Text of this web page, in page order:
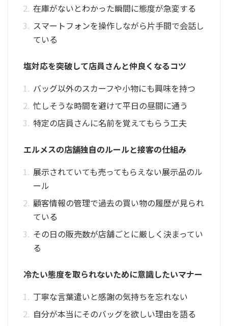
在庫がないとわかった瞬間に態度が急変する
スマートフォンを操作しながら片手間で会話し
ている
塩対応を突破して店員さんと仲良くなるコツ
バッグ以外のスカーフや小物にも興味を持つ
忙しそうな時間を避けて平日の昼間に通う
特定の店員さんに名前を覚えてもらう工夫
エルメスの店舗独自のルールと接客の仕組み
展示されていても売ってもらえない展示品のル
ール
顧客情報の管理で過去の買い物の履歴が見られ
ている
その日の販売数が店舗ごとに厳しく決まってい
る
冷たい態度を取られないために意識したいマナー
丁寧な言葉遣いと感謝の気持ちを忘れない
自分が本当にそのバッグを欲しい理由を語る